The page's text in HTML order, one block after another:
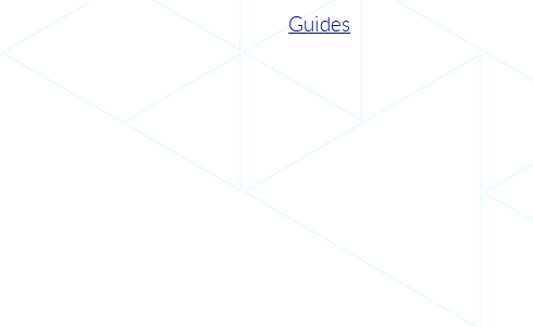
Guides